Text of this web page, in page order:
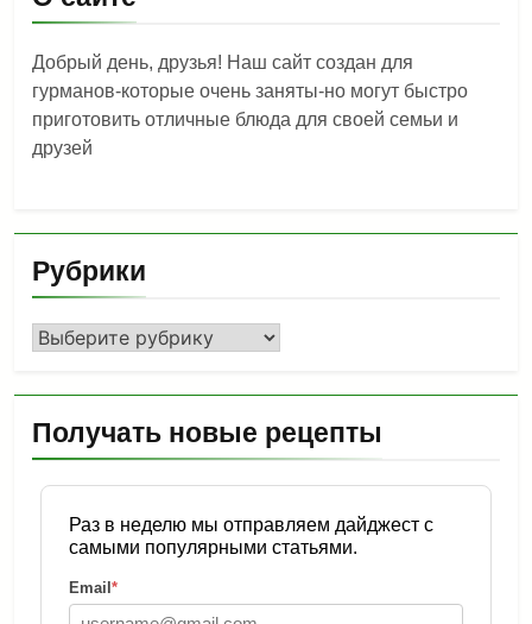
Добрый день, друзья! Наш сайт создан для
гурманов-которые очень заняты-но могут быстро
приготовить отличные блюда для своей семьи и
друзей
Рубрики
Рубрики
Получать новые рецепты
Раз в неделю мы отправляем дайджест с
самыми популярными статьями.
Email*